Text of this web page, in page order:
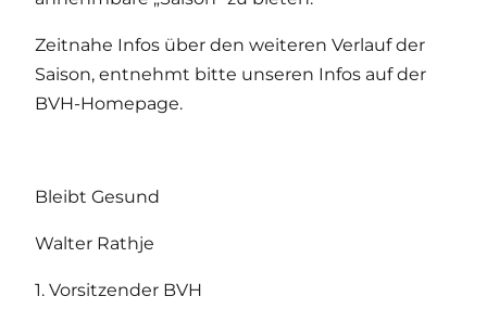
Zeitnahe Infos über den weiteren Verlauf der
Saison, entnehmt bitte unseren Infos auf der
BVH-Homepage.
Bleibt Gesund
Walter Rathje
1. Vorsitzender BVH